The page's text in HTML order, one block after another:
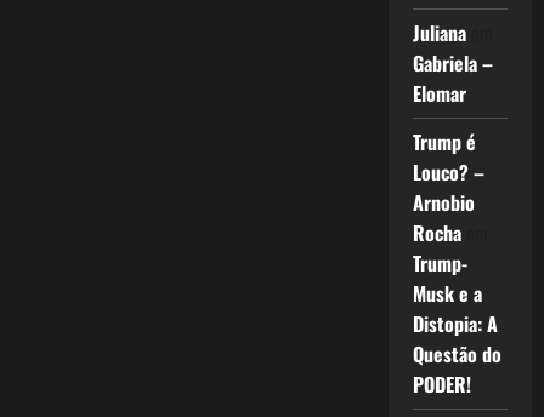
Julianaem
Gabriela –
Elomar
Trump é
Louco? –
Arnobio
Rochaem
Trump-
Musk e a
Distopia: A
Questão do
PODER!